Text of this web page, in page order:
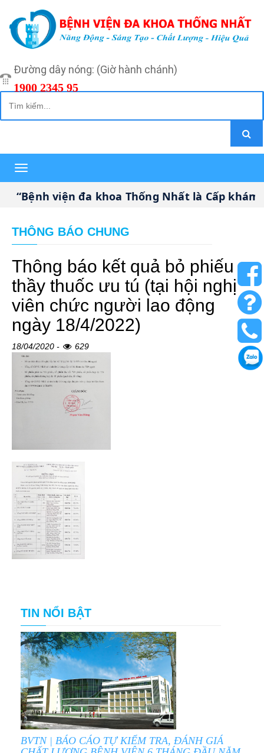
Đường dây nóng: (Giờ hành chánh)
1900 2345 95
Toggle
navigation
“Bệnh viện đa khoa Thống Nhất là Cấp khám
THÔNG BÁO CHUNG
Thông báo kết quả bỏ phiếu
thầy thuốc ưu tú (tại hội nghị
viên chức người lao động
ngày 18/4/2022)
18/04/2020 - 629
TIN NỔI BẬT
BVTN | BÁO CÁO TỰ KIỂM TRA, ĐÁNH GIÁ